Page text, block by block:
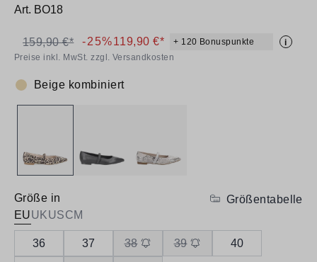
Art. BO18
119,90 €* + 120 Bonuspunkte i
159,90 €* -25%
Preise inkl. MwSt. zzgl. Versandkosten
Farbe:
Beige kombiniert
Größe in
EUUKUSCM
Größentabelle
36 37 38 39 40